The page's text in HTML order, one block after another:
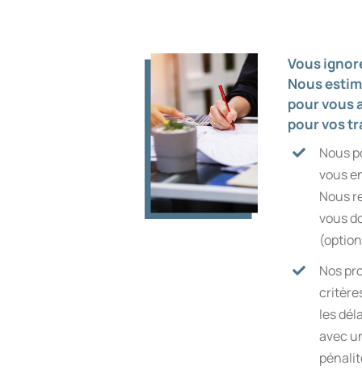
Vous
Nous
pour vous
pour vos
Nous
vous
Nous
vous
Nos
les
avec